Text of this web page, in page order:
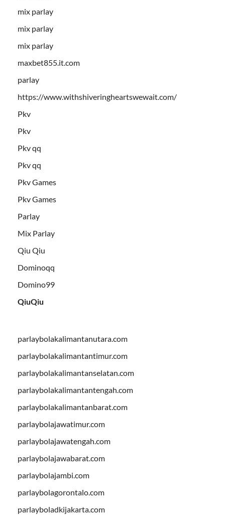
mix parlay
mix parlay
mix parlay
maxbet855.it.com
parlay
https://www.withshiveringheartswewait.com/
Pkv
Pkv
Pkv qq
Pkv qq
Pkv Games
Pkv Games
Parlay
Mix Parlay
Qiu Qiu
Dominoqq
Domino99
QiuQiu
parlaybolakalimantanutara.com
parlaybolakalimantantimur.com
parlaybolakalimantanselatan.com
parlaybolakalimantantengah.com
parlaybolakalimantanbarat.com
parlaybolajawatimur.com
parlaybolajawatengah.com
parlaybolajawabarat.com
parlaybolajambi.com
parlaybolagorontalo.com
parlayboladkijakarta.com